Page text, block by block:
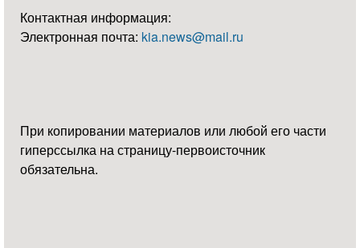
Контактная информация:
Электронная почта: kia.news@mail.ru
При копировании материалов или любой его части
гиперссылка на страницу-первоисточник
обязательна.